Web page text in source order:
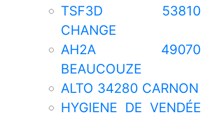
TSF3D 53810
CHANGE
AH2A 49070
BEAUCOUZE
ALTO 34280 CARNON
HYGIENE DE VENDÉE